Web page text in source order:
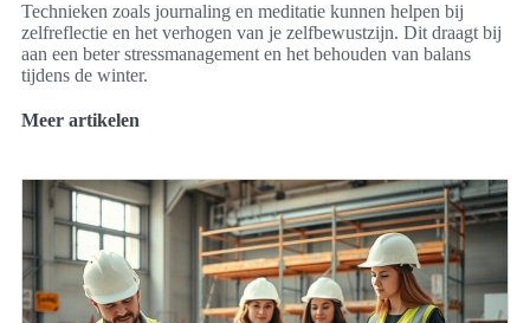
Technieken zoals journaling en meditatie kunnen helpen bij
zelfreflectie en het verhogen van je zelfbewustzijn. Dit draagt bij
aan een beter stressmanagement en het behouden van balans
tijdens de winter.
Meer artikelen